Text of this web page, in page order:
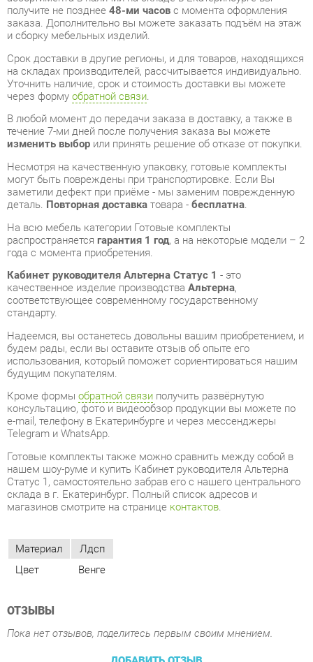
Срок доставки в другие регионы, и для товаров, находящихся
на складах производителей, рассчитывается индивидуально.
Уточнить наличие, срок и стоимость доставки вы можете
через форму обратной связи
В любой момент до передачи заказа в доставку, а также в
течение 7-ми дней после получения заказа вы можете
изменить выборили принять решение об отказе от покупки.
Несмотря на качественную упаковку, готовые комплекты
могут быть повреждены при транспортировке. Если Вы
заметили дефект при приёме - мы заменим поврежденную
деталь.Повторная доставка товара -бесплатна.
На всю мебель категории Готовые комплекты
распространяетсягарантия 1 год, а на некоторые модели – 2
года с момента приобретения.
качественное изделие производстваАльтерна,
соответствующее современному государственному
стандарту.
Надеемся, вы останетесь довольны вашим приобретением, и
будем рады, если вы оставите отзыв об опыте его
использования, который поможет сориентироваться нашим
будущим покупателям.
Кроме формы обратной связиполучить развёрнутую
консультацию, фото и видеообзор продукции вы можете по
e-mail, телефону в Екатеринбурге и через мессенджеры
Telegram и WhatsApp.
Готовые комплекты также можно сравнить между собой в
нашем шоу-руме и купить Кабинет руководителя Альтерна
Статус 1, самостоятельно забрав его с нашего центрального
склада в г. Екатеринбург. Полный список адресов и
магазинов смотрите на странице
Материал
Лдсп
Цвет
Венге
ОТЗЫВЫ
Пока нет отзывов, поделитесь первым своим мнением.